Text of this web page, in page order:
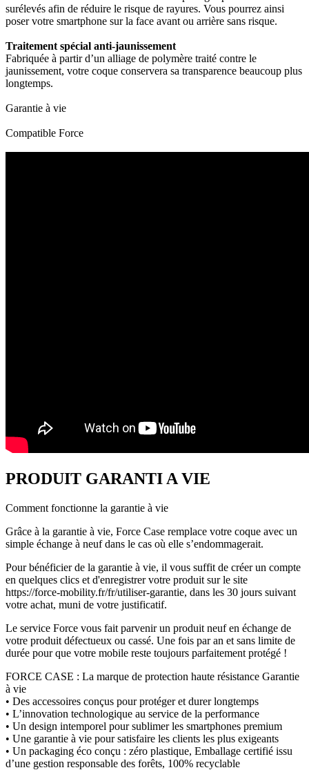
surélevés afin de réduire le risque de rayures. Vous pourrez ainsi
poser votre smartphone sur la face avant ou arrière sans risque.
Traitement spécial anti-jaunissement
Fabriquée à partir d’un alliage de polymère traité contre le
jaunissement, votre coque conservera sa transparence beaucoup plus
longtemps.
Garantie à vie
Compatible Force
PRODUIT GARANTI A VIE
Comment fonctionne la garantie à vie
Grâce à la garantie à vie, Force Case remplace votre coque avec un
simple échange à neuf dans le cas où elle s’endommagerait.
Pour bénéficier de la garantie à vie, il vous suffit de créer un compte
en quelques clics et d'enregistrer votre produit sur le site
https://force-mobility.fr/fr/utiliser-garantie, dans les 30 jours suivant
votre achat, muni de votre justificatif.
Le service Force vous fait parvenir un produit neuf en échange de
votre produit défectueux ou cassé. Une fois par an et sans limite de
durée pour que votre mobile reste toujours parfaitement protégé !
FORCE CASE : La marque de protection haute résistance Garantie
à vie
• Des accessoires conçus pour protéger et durer longtemps
• L’innovation technologique au service de la performance
• Un design intemporel pour sublimer les smartphones premium
• Une garantie à vie pour satisfaire les clients les plus exigeants
• Un packaging éco conçu : zéro plastique, Emballage certifié issu
d’une gestion responsable des forêts, 100% recyclable